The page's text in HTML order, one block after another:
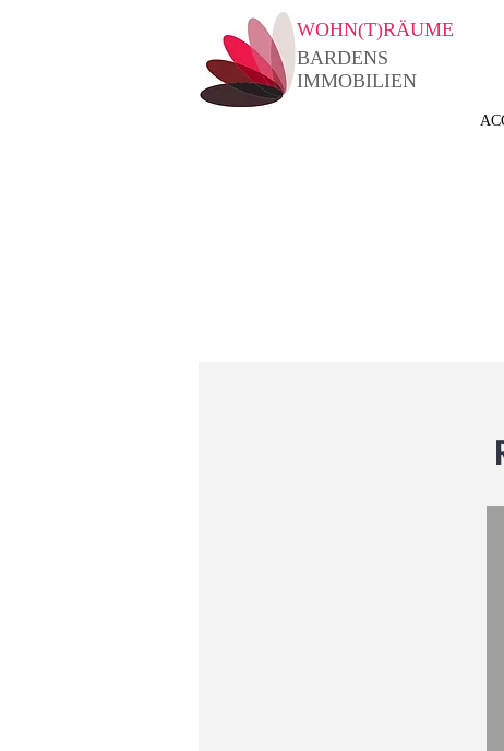
WOHN(T)RÄUME
BARDENS
IMMOBILIEN